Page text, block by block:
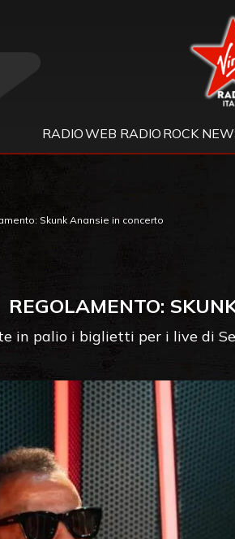
RADIOWEB RADIO ROCK
Skunk Anansie in concerto
REGOLAMENTO:
in palio i biglietti per i live di